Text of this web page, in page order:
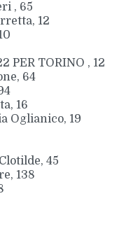
, 65
12
PER TORINO , 12
64
16
Oglianico, 19
45
138